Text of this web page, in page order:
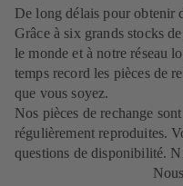
De long délais pour obtenir
Grâce à six grands stocks
le monde et à notre réseau
temps record les pièces de
que vous soyez.
Nos pièces de rechange
régulièrement reproduites.
questions de disponibilité.